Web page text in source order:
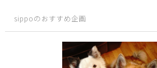
sippoのおすすめ企画